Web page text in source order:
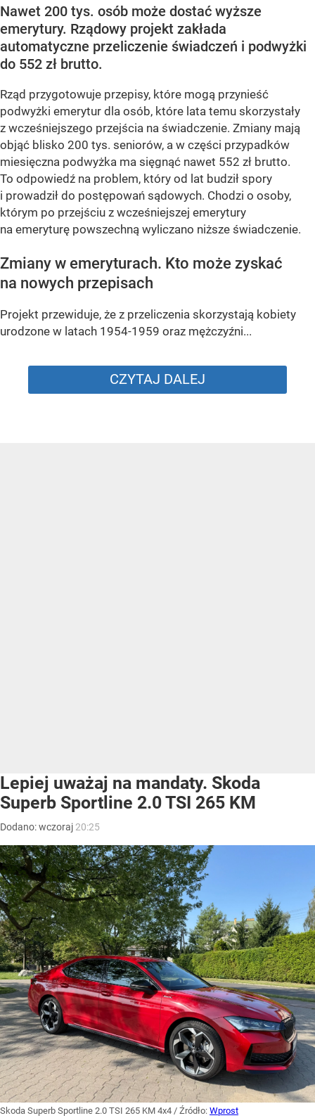
Nawet 200 tys. osób może dostać wyższe
emerytury. Rządowy projekt zakłada
automatyczne przeliczenie świadczeń i podwyżki
do 552 zł brutto.
Rząd przygotowuje przepisy, które mogą przynieść
podwyżki emerytur dla osób, które lata temu skorzystały
z wcześniejszego przejścia na świadczenie. Zmiany mają
objąć blisko 200 tys. seniorów, a w części przypadków
miesięczna podwyżka ma sięgnąć nawet 552 zł brutto.
To odpowiedź na problem, który od lat budził spory
i prowadził do postępowań sądowych. Chodzi o osoby,
którym po przejściu z wcześniejszej emerytury
na emeryturę powszechną wyliczano niższe świadczenie.
Zmiany w emeryturach. Kto może zyskać
na nowych przepisach
Projekt przewiduje, że z przeliczenia skorzystają kobiety
urodzone w latach 1954-1959 oraz mężczyźni...
CZYTAJ DALEJ
Lepiej uważaj na mandaty. Skoda
Superb Sportline 2.0 TSI 265 KM
Dodano:wczoraj 20:25
Skoda Superb Sportline 2.0 TSI 265 KM 4x4 / Źródło: Wprost